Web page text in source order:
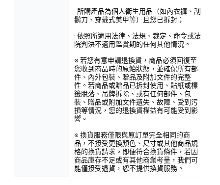
· 所購產品為個人衛生用品（如內衣褲、刮
鬍刀、穿戴式美甲等）且您已拆封；
· 依照所適用法律、法規、裁定、命令或法
院判決不適用鑑賞期的任何其他情況。
※ 若您有意申請退換貨，商品必須回復至
您收到商品時的原始狀態，並確保所有部
件、內外包裝、贈品及附加文件的完整
性。若商品或贈品已拆封使用、貼紙或標
籤脫落、吊牌拆除、或有任何部件、包
裝、贈品或附加文件遺失、故障、受到污
損等情況，您的退換貨權益有可能受到影
響。
※ 換貨服務僅限與原訂單完全相同的商
品，不接受更換顏色、尺寸或其他商品規
格的換貨請求。即便符合換貨條件，若因
商品庫存不足或有其他商業考量，我們可
能僅接受退貨，恕不提供換貨服務。